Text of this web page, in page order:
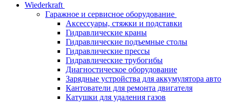
Wiederkraft
Гаражное и сервисное оборудование
Аксессуары, стяжки и подставки
Гидравлические краны
Гидравлические подъемные столы
Гидравлические прессы
Гидравлические трубогибы
Диагностическое оборудование
Зарядные устройства для аккумулятора авто
Кантователи для ремонта двигателя
Катушки для удаления газов